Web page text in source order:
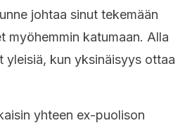
johtaa sinut tekemään
myöhemmin katumaan. Alla
yleisiä, kun yksinäisyys ottaa
yhteen ex-puolison